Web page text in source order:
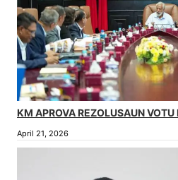
KM APROVA REZOLUSAUN VOTU
April 21, 2026